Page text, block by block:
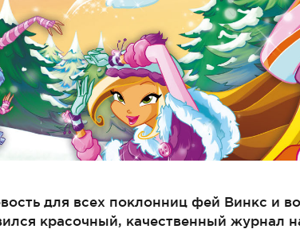
для всех поклонниц фей Винкс и
красочный, качественный журнал